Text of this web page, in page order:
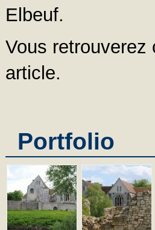
Elbeuf.
Vous
article.
Portfolio